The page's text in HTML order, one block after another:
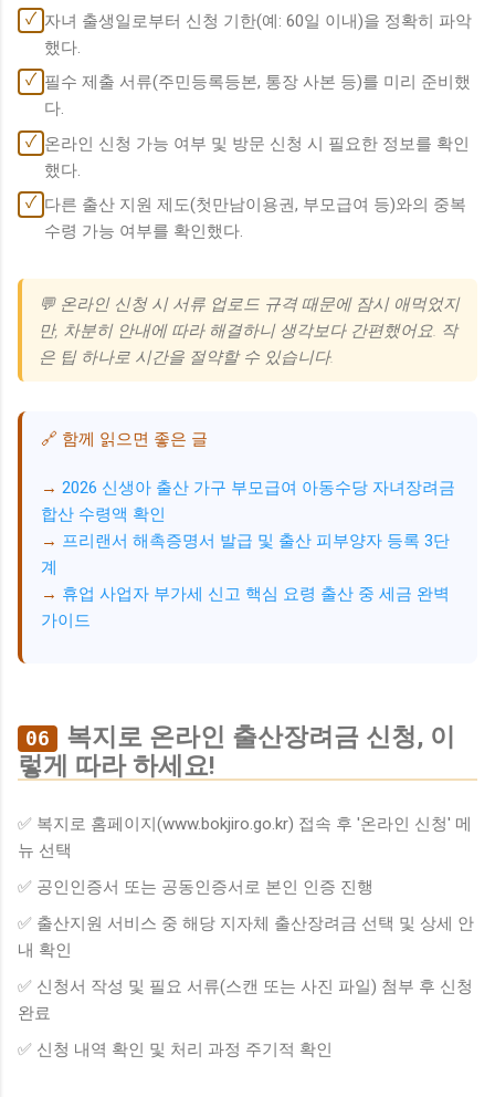
✓ 자녀 출생일로부터 신청 기한(예: 60일 이내)을 정확히 파악
했다.
✓ 필수 제출 서류(주민등록등본, 통장 사본 등)를 미리 준비했
다.
✓ 온라인 신청 가능 여부 및 방문 신청 시 필요한 정보를 확인
했다.
✓ 다른 출산 지원 제도(첫만남이용권, 부모급여 등)와의 중복
수령 가능 여부를 확인했다.
💬 온라인 신청 시 서류 업로드 규격 때문에 잠시 애먹었지
만, 차분히 안내에 따라 해결하니 생각보다 간편했어요. 작
은 팁 하나로 시간을 절약할 수 있습니다.
🔗 함께 읽으면 좋은 글
2026 신생아 출산 가구 부모급여 아동수당 자녀장려금
합산 수령액 확인
프리랜서 해촉증명서 발급 및 출산 피부양자 등록 3단
계
휴업 사업자 부가세 신고 핵심 요령 출산 중 세금 완벽
가이드
06
복지로 온라인 출산장려금 신청, 이
렇게 따라 하세요!
✅ 복지로 홈페이지(www.bokjiro.go.kr) 접속 후 '온라인 신청' 메
뉴 선택
✅ 공인인증서 또는 공동인증서로 본인 인증 진행
✅ 출산지원 서비스 중 해당 지자체 출산장려금 선택 및 상세 안
내 확인
✅ 신청서 작성 및 필요 서류(스캔 또는 사진 파일) 첨부 후 신청
완료
✅ 신청 내역 확인 및 처리 과정 주기적 확인